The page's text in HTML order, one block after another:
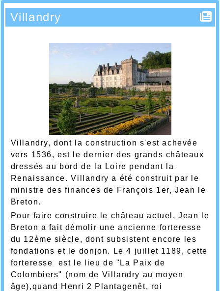
Villandry
Villandry, dont la construction s'est achevée
vers 1536, est le dernier des grands châteaux
dressés au bord de la Loire pendant la
Renaissance. Villandry a été construit par le
ministre des finances de François 1er, Jean le
Breton.
Pour faire construire le château actuel, Jean le
Breton a fait démolir une ancienne forteresse
du 12ème siècle, dont subsistent encore les
fondations et le donjon. Le 4 juillet 1189, cette
forteresse est le lieu de "La Paix de
Colombiers" (nom de Villandry au moyen
âge),quand Henri 2 Plantagenêt, roi